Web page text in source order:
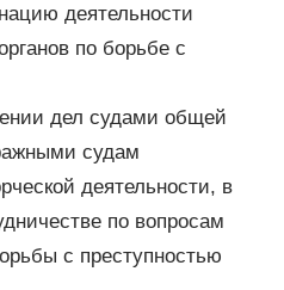
деятельности
по борьбе с
дел судами общей
судам
деятельности, в
по вопросам
с преступностью